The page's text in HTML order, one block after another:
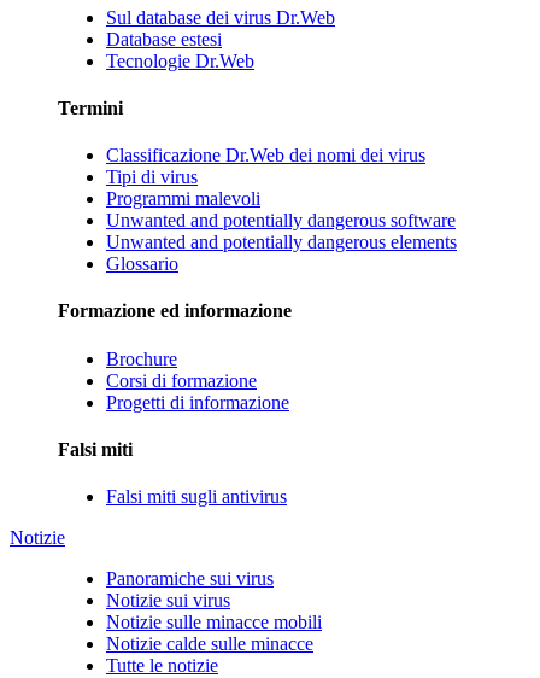
Sul database dei virus Dr.Web
Database estesi
Tecnologie Dr.Web
Termini
Classificazione Dr.Web dei nomi dei virus
Tipi di virus
Programmi malevoli
Unwanted and potentially dangerous software
Unwanted and potentially dangerous elements
Glossario
Formazione ed informazione
Brochure
Corsi di formazione
Progetti di informazione
Falsi miti
Falsi miti sugli antivirus
Notizie
Panoramiche sui virus
Notizie sui virus
Notizie sulle minacce mobili
Notizie calde sulle minacce
Tutte le notizie